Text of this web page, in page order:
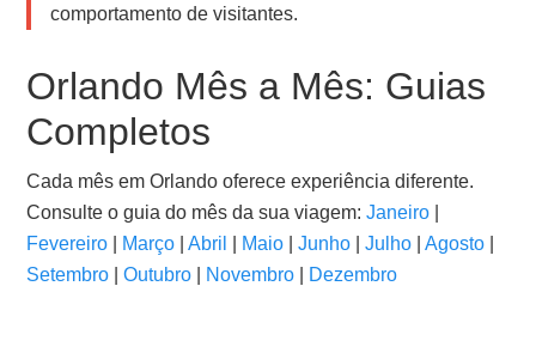
comportamento de visitantes.
Orlando Mês a Mês: Guias
Completos
Cada mês em Orlando oferece experiência diferente.
Consulte o guia do mês da sua viagem:Janeiro
Fevereiro
Março |Abril Maio |Junho |Julho |Agosto
Setembro |Outubro Novembro Dezembro